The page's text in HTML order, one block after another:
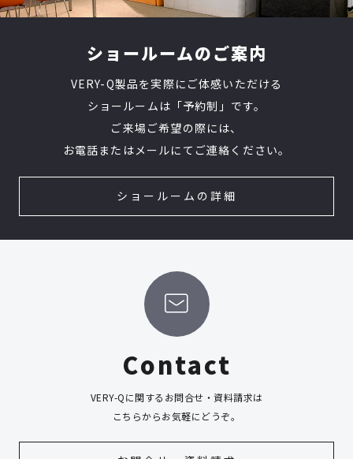
ショールームのご案内
VERY-Q製品を実際にご体感いただける
ショールームは「予約制」です。
ご来場ご希望の際には、
お電話またはメールにてご連絡ください。
ショールームの詳細
Contact
VERY-Qに関するお問合せ・資料請求は
こちらからお気軽にどうぞ。